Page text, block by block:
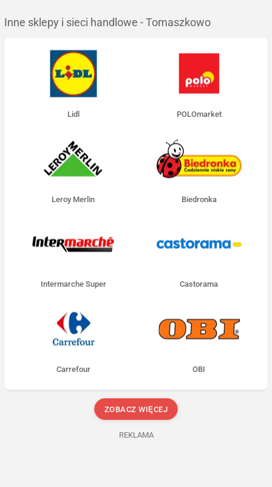
Inne sklepy i sieci handlowe - Tomaszkowo
Lidl POLOmarket
Leroy Merlin Biedronka
Intermarche Super Castorama
Carrefour OBI
ZOBACZ WIĘCEJ
REKLAMA